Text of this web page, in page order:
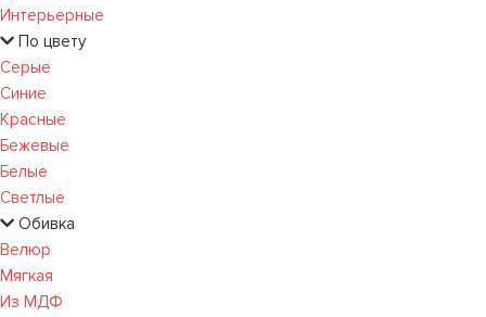
Интерьерные
По цвету
Серые
Синие
Красные
Бежевые
Белые
Светлые
Обивка
Велюр
Мягкая
Из МДФ